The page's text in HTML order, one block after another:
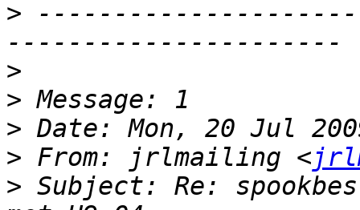
>
>
>
>
> From: jrlmailing <
> Subject: Re: